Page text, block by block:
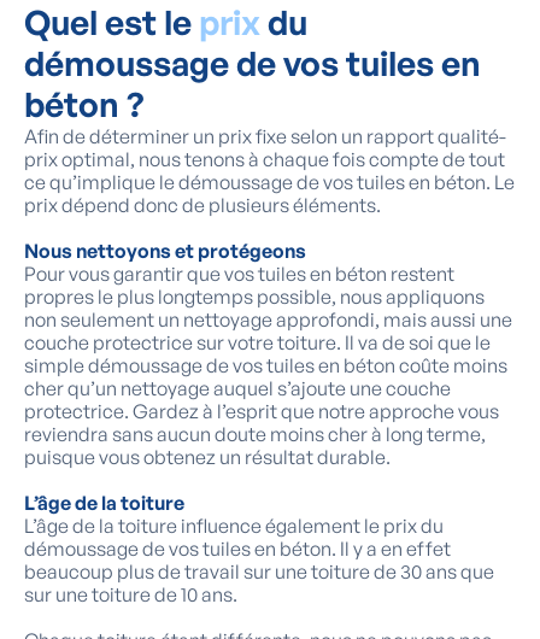
Quel est le prixdu
démoussage de vos tuiles en
béton ?
Afin de déterminer un prix fixe selon un rapport qualité-
prix optimal, nous tenons à chaque fois compte de tout
ce qu’implique le démoussage de vos tuiles en béton. Le
prix dépend donc de plusieurs éléments.
Nous nettoyons et protégeons
Pour vous garantir que vos tuiles en béton restent
propres le plus longtemps possible, nous appliquons
non seulement un nettoyage approfondi, mais aussi une
couche protectrice sur votre toiture. Il va de soi que le
simple démoussage de vos tuiles en béton coûte moins
cher qu’un nettoyage auquel s’ajoute une couche
protectrice. Gardez à l’esprit que notre approche vous
reviendra sans aucun doute moins cher à long terme,
puisque vous obtenez un résultat durable.
L’âge de la toiture
L’âge de la toiture influence également le prix du
démoussage de vos tuiles en béton. Il y a en effet
beaucoup plus de travail sur une toiture de 30 ans que
sur une toiture de 10 ans.